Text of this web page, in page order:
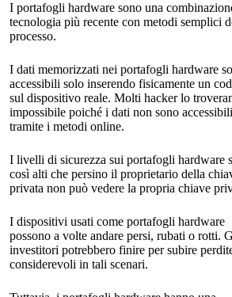
I portafogli hardware sono una
tecnologia più recente con metodi semplici
processo.
I dati memorizzati nei portafogli hardware
accessibili solo inserendo fisicamente un
sul dispositivo reale. Molti hacker lo
impossibile poiché i dati non sono accessibili
tramite i metodi online.
I livelli di sicurezza sui portafogli hardware
così alti che persino il proprietario della
privata non può vedere la propria chiave
I dispositivi usati come portafogli hardware
possono a volte andare persi, rubati o rotti.
investitori potrebbero finire per subire
considerevoli in tali scenari.